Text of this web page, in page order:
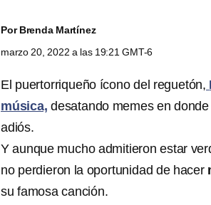
PorBrenda Martínez
marzo 20, 2022 a las 19:21 GMT-6
El puertorriqueño ícono del reguetón,
música, desatando memes en
adiós.
Y aunque mucho admitieron estar
no perdieron la oportunidad de hacer
su famosa canción.